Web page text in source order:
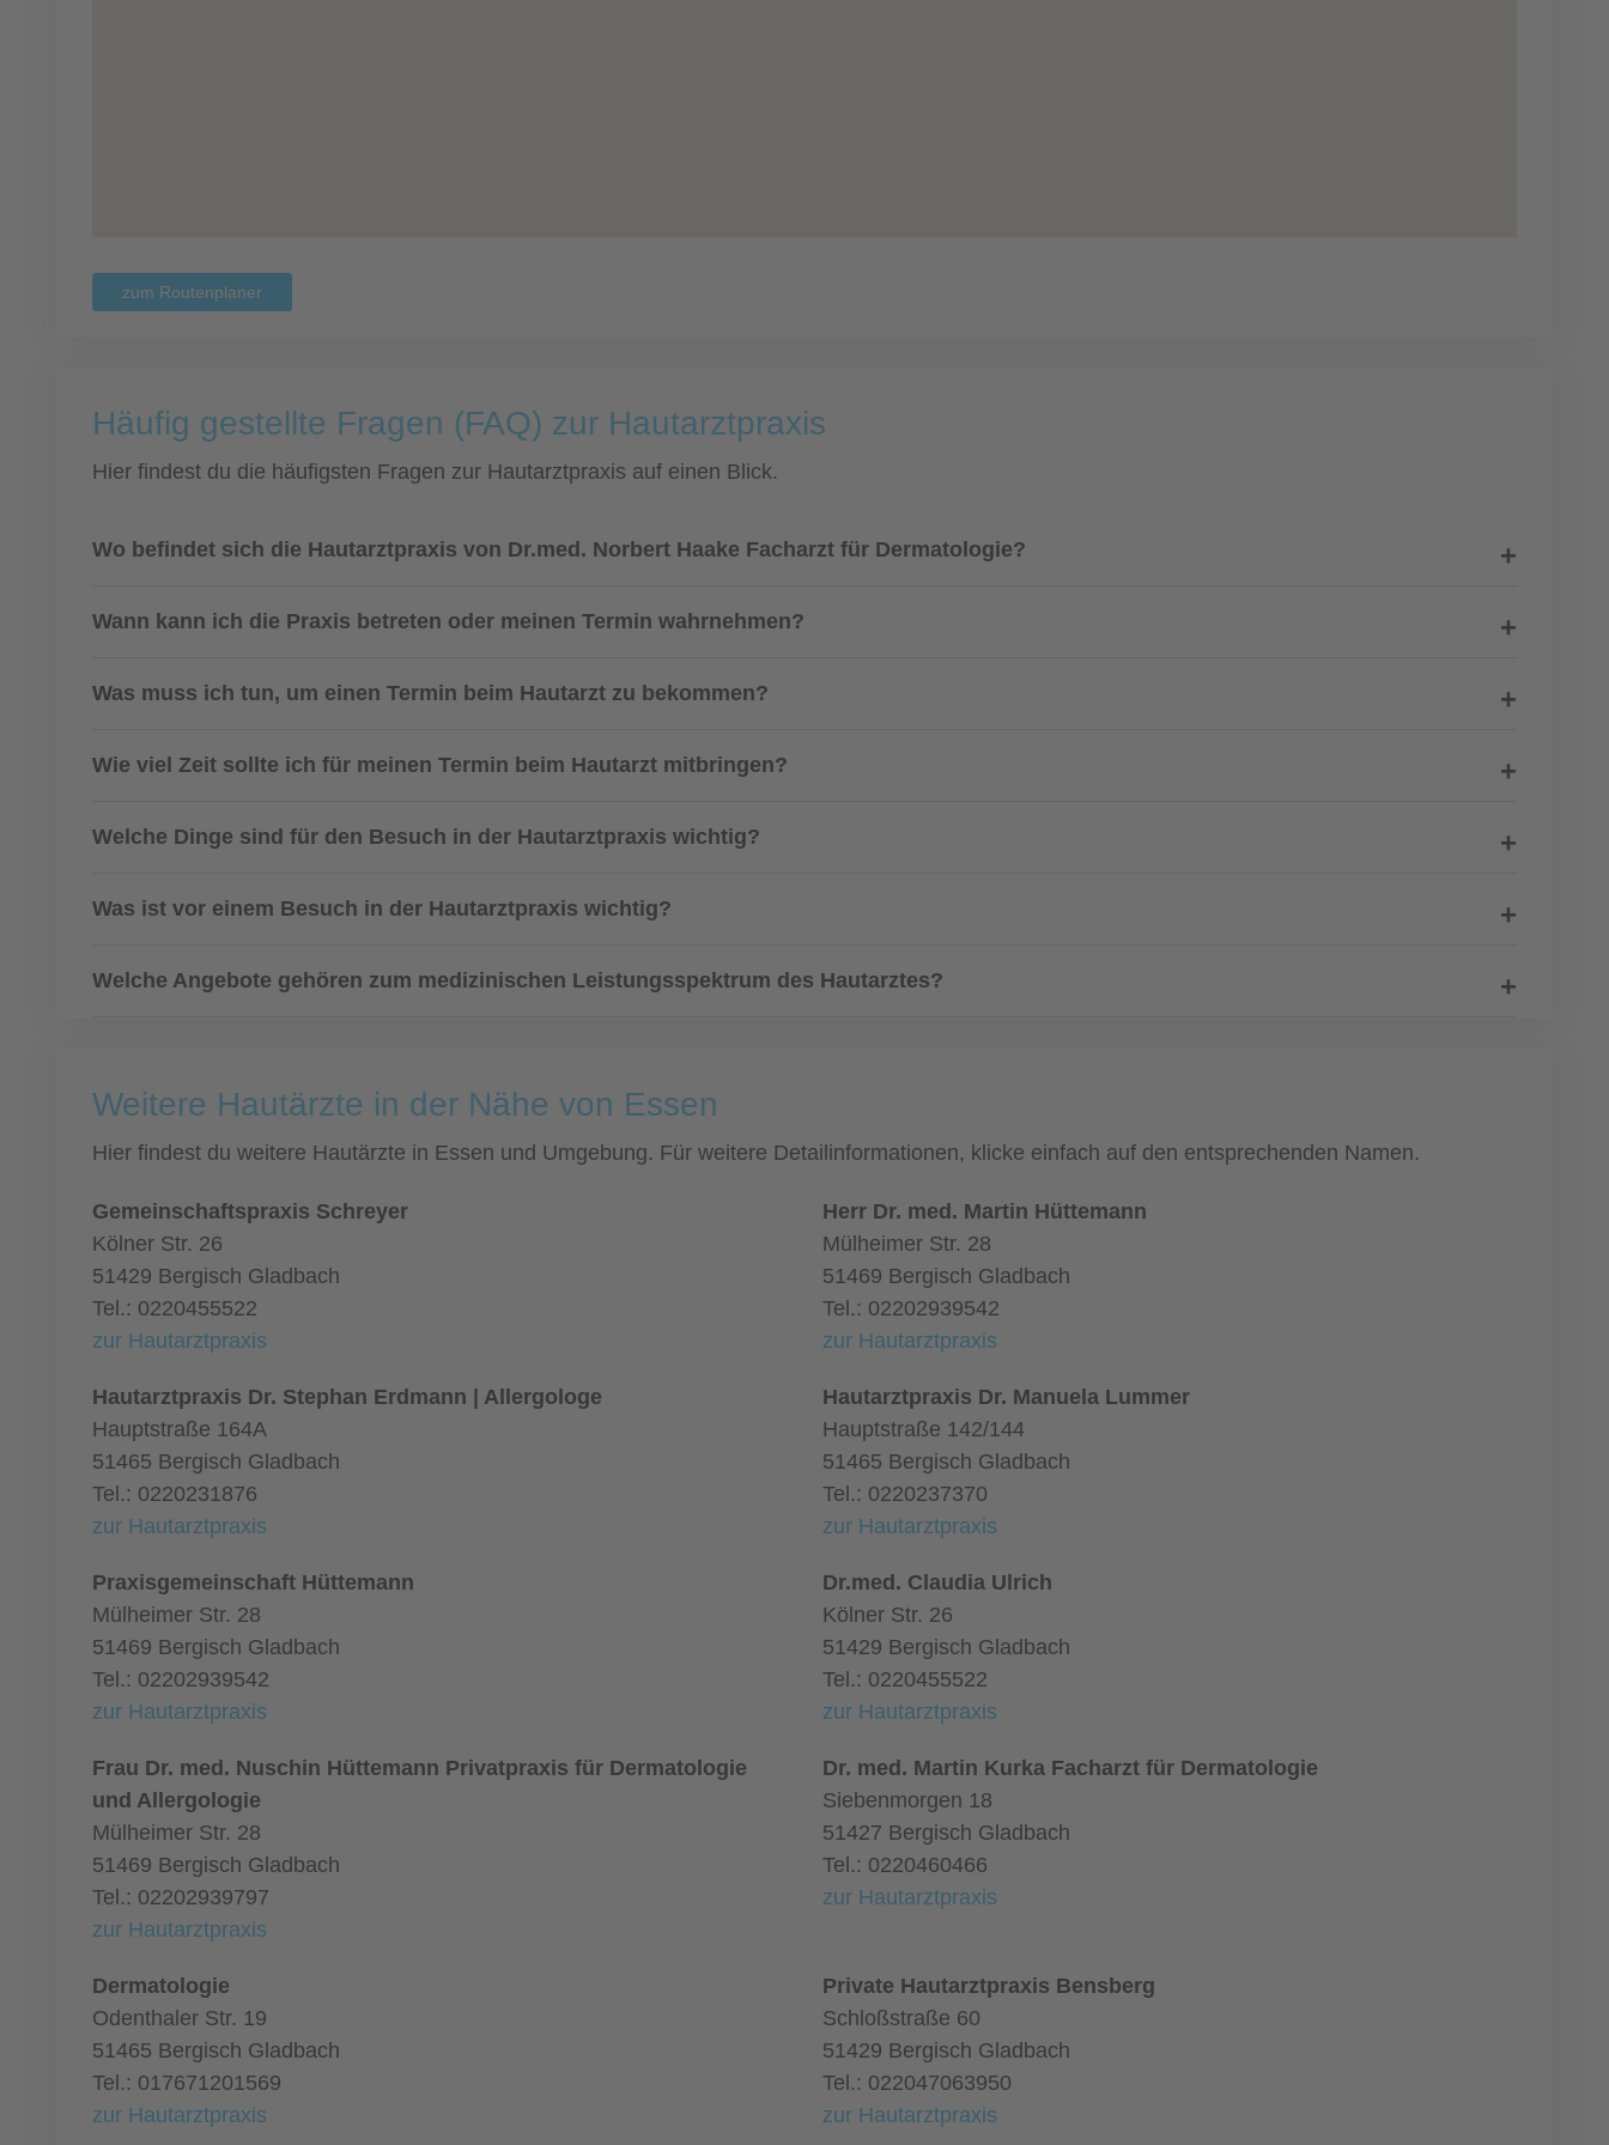
zum Routenplaner
Häufig gestellte Fragen (FAQ) zur Hautarztpraxis
Hier findest du die häufigsten Fragen zur Hautarztpraxis auf einen Blick.
Wo befindet sich die Hautarztpraxis von Dr.med. Norbert Haake Facharzt für Dermatologie?
Wann kann ich die Praxis betreten oder meinen Termin wahrnehmen?
Was muss ich tun, um einen Termin beim Hautarzt zu bekommen?
Wie viel Zeit sollte ich für meinen Termin beim Hautarzt mitbringen?
Welche Dinge sind für den Besuch in der Hautarztpraxis wichtig?
Was ist vor einem Besuch in der Hautarztpraxis wichtig?
Welche Angebote gehören zum medizinischen Leistungsspektrum des Hautarztes?
Weitere Hautärzte in der Nähe von Essen
Hier findest du weitere Hautärzte in Essen und Umgebung. Für weitere Detailinformationen, klicke einfach auf den entsprechenden Namen.
Gemeinschaftspraxis Schreyer
Kölner Str. 26
51429 Bergisch Gladbach
Tel.: 0220455522
zur Hautarztpraxis
Herr Dr. med. Martin Hüttemann
Mülheimer Str. 28
51469 Bergisch Gladbach
Tel.: 02202939542
zur Hautarztpraxis
Hautarztpraxis Dr. Stephan Erdmann | Allergologe
Hauptstraße 164A
51465 Bergisch Gladbach
Tel.: 0220231876
zur Hautarztpraxis
Hautarztpraxis Dr. Manuela Lummer
Hauptstraße 142/144
51465 Bergisch Gladbach
Tel.: 0220237370
zur Hautarztpraxis
Praxisgemeinschaft Hüttemann
Mülheimer Str. 28
51469 Bergisch Gladbach
Tel.: 02202939542
zur Hautarztpraxis
Dr.med. Claudia Ulrich
Kölner Str. 26
51429 Bergisch Gladbach
Tel.: 0220455522
zur Hautarztpraxis
Frau Dr. med. Nuschin Hüttemann Privatpraxis für Dermatologie
und Allergologie
Mülheimer Str. 28
51469 Bergisch Gladbach
Tel.: 02202939797
zur Hautarztpraxis
Dr. med. Martin Kurka Facharzt für Dermatologie
Siebenmorgen 18
51427 Bergisch Gladbach
Tel.: 0220460466
zur Hautarztpraxis
Dermatologie
Odenthaler Str. 19
51465 Bergisch Gladbach
Tel.: 017671201569
zur Hautarztpraxis
Private Hautarztpraxis Bensberg
Schloßstraße 60
51429 Bergisch Gladbach
Tel.: 022047063950
zur Hautarztpraxis